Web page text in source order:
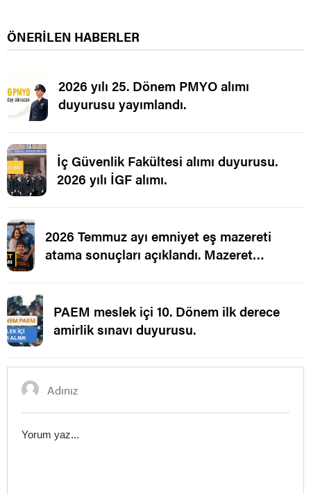
ÖNERİLEN HABERLER
2026 yılı 25. Dönem PMYO alımı
duyurusu yayımlandı.
İç Güvenlik Fakültesi alımı duyurusu.
2026 yılı İGF alımı.
2026 Temmuz ayı emniyet eş mazereti
atama sonuçları açıklandı. Mazeret
PAEM meslek içi 10. Dönem ilk derece
amirlik sınavı duyurusu.